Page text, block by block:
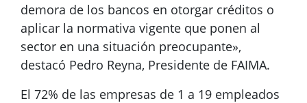
demora de los bancos en otorgar créditos o
aplicar la normativa vigente que ponen al
sector en una situación preocupante»,
destacó Pedro Reyna, Presidente de FAIMA.
El 72% de las empresas de 1 a 19 empleados